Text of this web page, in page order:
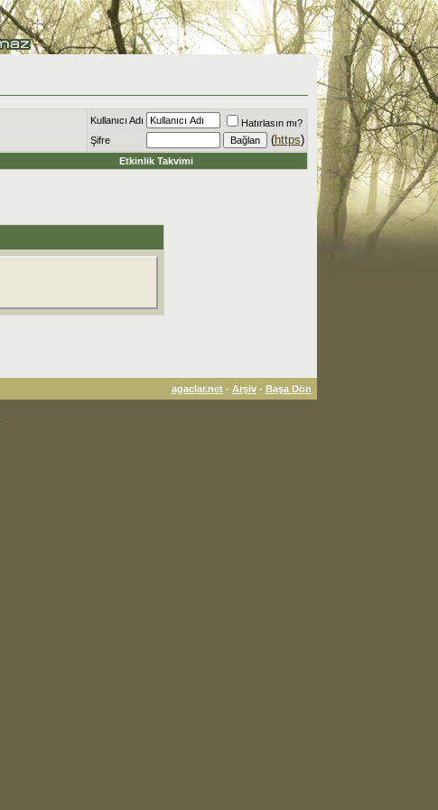
Kullanıcı Adı
Hatırlasın mı?
Şifre
(https)
Etkinlik Takvimi
agaclar.net- Arşiv- Başa Dön